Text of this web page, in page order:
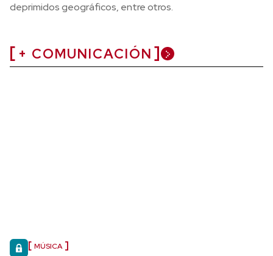
deprimidos geográficos, entre otros.
+ COMUNICACIÓN
MÚSICA